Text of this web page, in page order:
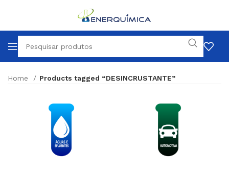
Home Products tagged “DESINCRUSTANTE”